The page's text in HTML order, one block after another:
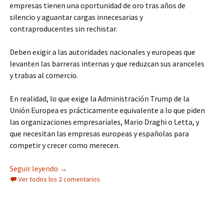
empresas tienen una oportunidad de oro tras años de
silencio y aguantar cargas innecesarias y
contraproducentes sin rechistar.
Deben exigir a las autoridades nacionales y europeas que
levanten las barreras internas y que reduzcan sus aranceles
y trabas al comercio.
En realidad, lo que exige la Administración Trump de la
Unión Europea es prácticamente equivalente a lo que piden
las organizaciones empresariales, Mario Draghi o Letta, y
que necesitan las empresas europeas y españolas para
competir y crecer como merecen.
Seguir leyendo La negociación arancelaria, la mejor
→
Ver todos los 2 comentarios